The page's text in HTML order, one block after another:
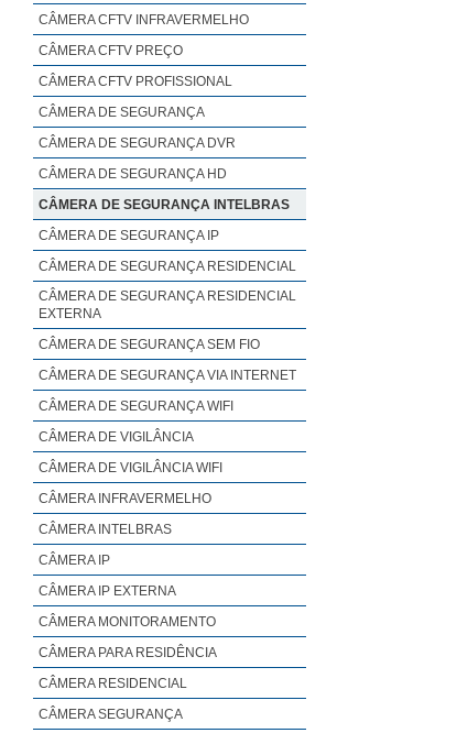
CÂMERA CFTV INFRAVERMELHO
CÂMERA CFTV PREÇO
CÂMERA CFTV PROFISSIONAL
CÂMERA DE SEGURANÇA
CÂMERA DE SEGURANÇA DVR
CÂMERA DE SEGURANÇA HD
CÂMERA DE SEGURANÇA INTELBRAS
CÂMERA DE SEGURANÇA IP
CÂMERA DE SEGURANÇA RESIDENCIAL
CÂMERA DE SEGURANÇA RESIDENCIAL
EXTERNA
CÂMERA DE SEGURANÇA SEM FIO
CÂMERA DE SEGURANÇA VIA INTERNET
CÂMERA DE SEGURANÇA WIFI
CÂMERA DE VIGILÂNCIA
CÂMERA DE VIGILÂNCIA WIFI
CÂMERA INFRAVERMELHO
CÂMERA INTELBRAS
CÂMERA IP
CÂMERA IP EXTERNA
CÂMERA MONITORAMENTO
CÂMERA PARA RESIDÊNCIA
CÂMERA RESIDENCIAL
CÂMERA SEGURANÇA